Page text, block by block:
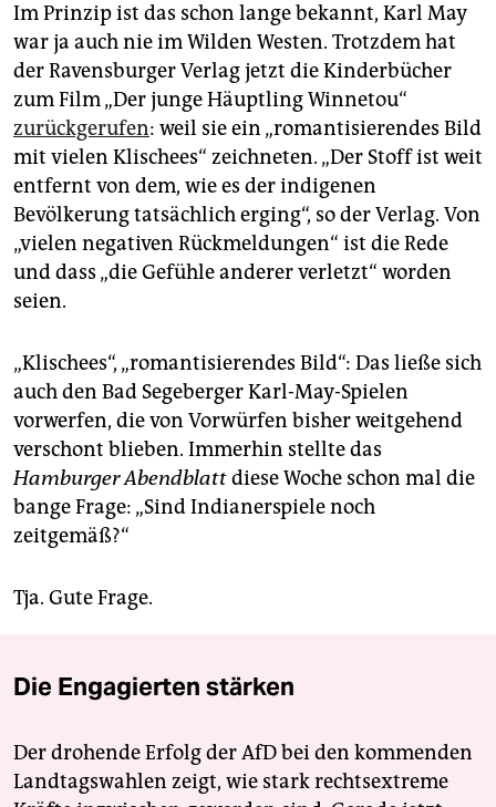
Im Prinzip ist das schon lange bekannt, Karl May
war ja auch nie im Wilden Westen. Trotzdem hat
der Ravensburger Verlag jetzt die Kinderbücher
zum Film „Der junge Häuptling Winnetou“
zurückgerufen: weil sie ein „romantisierendes Bild
mit vielen Klischees“ zeichneten. „Der Stoff ist weit
entfernt von dem, wie es der indigenen
Bevölkerung tatsächlich erging“, so der Verlag. Von
„vielen negativen Rückmeldungen“ ist die Rede
und dass „die Gefühle anderer verletzt“ worden
seien.
„Klischees“, „romantisierendes Bild“: Das ließe sich
auch den Bad Segeberger Karl-May-Spielen
vorwerfen, die von Vorwürfen bisher weitgehend
verschont blieben. Immerhin stellte das
Hamburger Abendblattdiese Woche schon mal die
bange Frage: „Sind Indianerspiele noch
zeitgemäß?“
Tja. Gute Frage.
Die Engagierten stärken
Der drohende Erfolg der AfD bei den kommenden
Landtagswahlen zeigt, wie stark rechtsextreme